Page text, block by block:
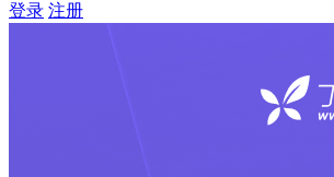
登录 注册